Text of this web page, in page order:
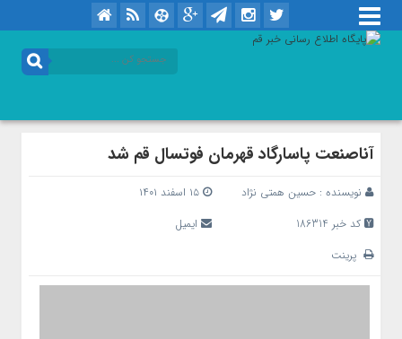
آناصنعت پاسارگاد قهرمان فوتسال قم شد
نویسنده : حسین همتی نژاد
۱۵ اسفند ۱۴۰۱
کد خبر 186314
ایمیل
پرینت